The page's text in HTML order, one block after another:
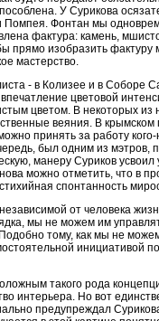
У Сурикова
Помпея. Фонтан мы
фактура: камень,
прямо изобразить
мастерство.
- в Колизее и в Соборе
цветовой
цветом. В некоторых
веяния. В
принять за работу
был одним из
манеру Суриков
можно отметить, что в
спонтанность
от человека
мы не можем им
тому, как мы не
инициативой
такого рода
интерьера. Но вот
предупреждал